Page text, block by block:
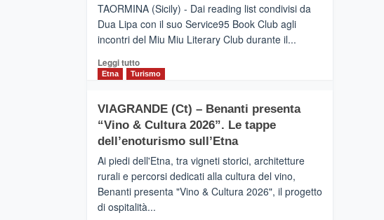
privilegiata
secondo
i
di
Airbnb.
la
Valle
Alcantara
nei
primi
classifica
siciliana
TAORMINA (Sicily) - Dai reading list condivisi da
Dua Lipa con il suo Service95 Book Club agli
incontri del Miu Miu Literary Club durante il...
Leggi tuttoLeggi
di
IL
SAN
DOMENICO
TAORMINA,
UN
HOTEL
FOUR
Etna Turismo
VIAGRANDE (Ct) – Benanti presenta
“Vino & Cultura 2026”. Le tappe
dell’enoturismo sull’Etna
Ai piedi dell'Etna, tra vigneti storici, architetture
rurali e percorsi dedicati alla cultura del vino,
Benanti presenta "Vino & Cultura 2026", il progetto
di ospitalità...